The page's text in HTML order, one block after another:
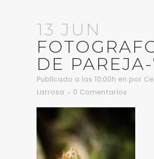
13 JUN
DE
Publicado a las 10:00h en por
Larrosa
0 Comentarios